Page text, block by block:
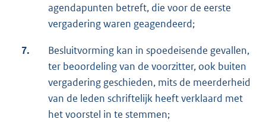
agendapunten betreft, die voor de eerste
vergadering waren geagendeerd;
7.
Besluitvorming kan in spoedeisende gevallen,
ter beoordeling van de voorzitter, ook buiten
vergadering geschieden, mits de meerderheid
van de leden schriftelijk heeft verklaard met
het voorstel in te stemmen;